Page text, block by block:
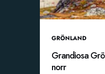
GRÖNLAND
Grandiosa
norr